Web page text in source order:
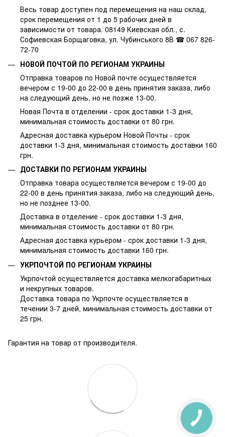
Весь товар доступен под перемещения на наш склад,
срок перемещения от 1 до 5 рабочих дней в
зависимости от товара. 08149 Киевская обл., с.
Софиевская Борщаговка, ул. Чубинського 8В ☎ 067 826-
72-70
НОВОЙ ПОЧТОЙ ПО РЕГИОНАМ УКРАИНЫ
Отправка товаров по Новой почте осуществляется
вечером с 19-00 до 22-00 в день принятия заказа, либо
на следующий день, но не позже 13-00.
Новая Почта в отделении - срок доставки 1-3 дня,
минимальная стоимость доставки от 80 грн.
Адресная доставка курьером Новой Почты - срок
доставки 1-3 дня, минимальная стоимость доставки 160
грн.
ДОСТАВКИ ПО РЕГИОНАМ УКРАИНЫ
Отправка товара осуществляется вечером с 19-00 до
22-00 в день принятия заказа, либо на следующий день,
но не позднее 13-00.
Доставка в отделение - срок доставки 1-3 дня,
минимальная стоимость доставки от 80 грн.
Адресная доставка курьером - срок доставки 1-3 дня,
минимальная стоимость доставки 160 грн.
УКРПОЧТОЙ ПО РЕГИОНАМ УКРАИНЫ
Укрпочтой осуществляется доставка мелкогабаритных
и некрупных товаров.
Доставка товара по Укрпочте осуществляется в
течении 3-7 дней, минимальная стоимость доставки от
25 грн.
Гарантия на товар от производителя.
КНОПКА
ЗВ'ЯЗКУ